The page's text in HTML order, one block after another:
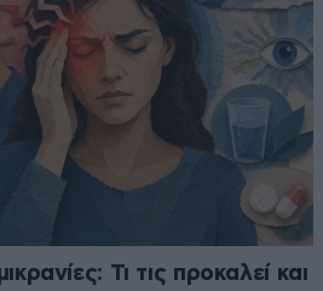
Τι τις προκαλεί και